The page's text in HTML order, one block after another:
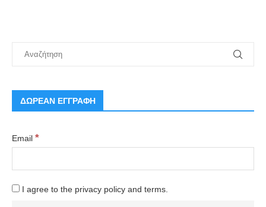
ΔΩΡΕΑΝ ΕΓΓΡΑΦΗ
Email *
I agree to the privacy policy and terms.